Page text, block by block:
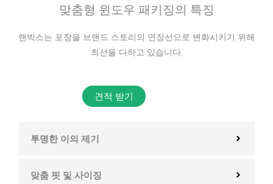
맞춤형 윈도우 패키징의 특징
랜박스는 포장을 브랜드 스토리의 연장선으로 변화시키기 위해
최선을 다하고 있습니다.
견적 받기
투명한 이의 제기
맞춤 핏 및 사이징